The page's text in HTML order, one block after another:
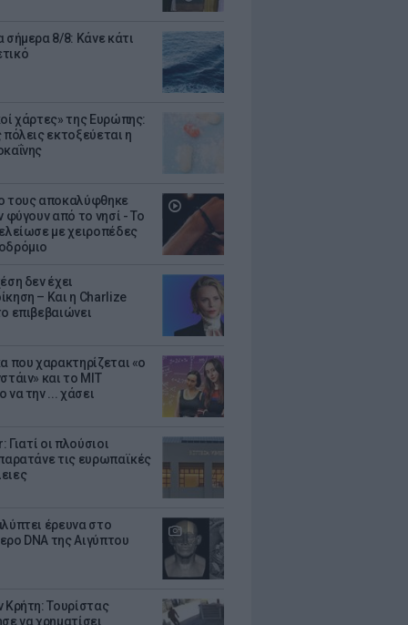
σήμερα 8/8: Κάνε κάτι
χάρτες» της Ευρώπης:
πόλεις εκτοξεύεται η
τους αποκαλύφθηκε
φύγουν από το νησί - Το
με χειροπέδες
δεν έχει
– Και η Charlize
επιβεβαιώνει
που χαρακτηρίζεται «ο
και το MIT
να την ... χάσει
Γιατί οι πλούσιοι
παρατάνε τις ευρωπαϊκές
έρευνα στο
DNA της Αιγύπτου
Κρήτη: Τουρίστας
να χρηματίσει